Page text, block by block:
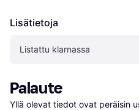
Lisätietoja
Listattu klarnassa
Palaute
Yllä olevat tiedot ovat peräisin